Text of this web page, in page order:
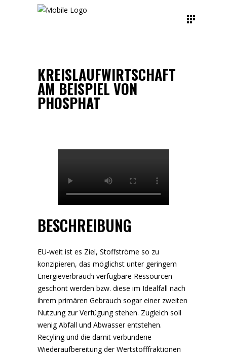
KREISLAUFWIRTSCHAFT
AM BEISPIEL VON
PHOSPHAT
BESCHREIBUNG
EU-weit ist es Ziel, Stoffströme so zu
konzipieren, das möglichst unter geringem
Energieverbrauch verfügbare Ressourcen
geschont werden bzw. diese im Idealfall nach
ihrem primären Gebrauch sogar einer zweiten
Nutzung zur Verfügung stehen. Zugleich soll
wenig Abfall und Abwasser entstehen.
Recyling und die damit verbundene
Wiederaufbereitung der Wertstofffraktionen